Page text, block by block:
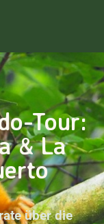
Tour:
& La
über die